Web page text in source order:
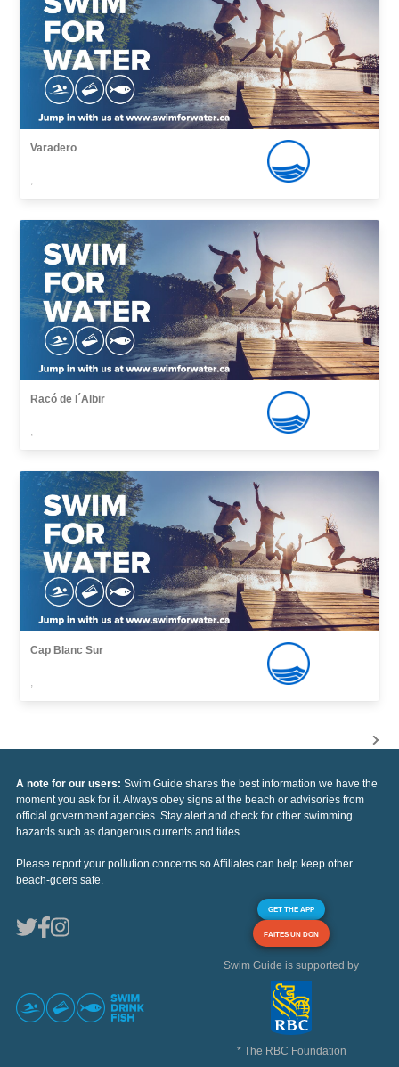
Varadero
,
Racó de l´Albir
,
Cap Blanc Sur
,
A note for our users: Swim Guide shares the best information we have the
moment you ask for it. Always obey signs at the beach or advisories from
official government agencies. Stay alert and check for other swimming
hazards such as dangerous currents and tides.
Please report your pollution concerns so Affiliates can help keep other
beach-goers safe.
GET THE APP
FAITES UN DON
Swim Guide is supported by
* The RBC Foundation